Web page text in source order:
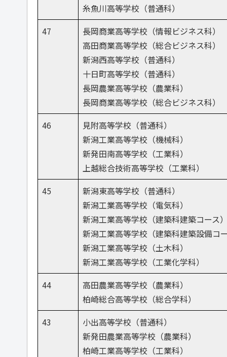
糸魚川高等学校（普通科）
47
長岡商業高等学校（情報ビジネス科）
高田商業高等学校（総合ビジネス科）
新潟西高等学校（普通科）
十日町高等学校（普通科）
長岡農業高等学校（農業科）
長岡商業高等学校（総合ビジネス科）
46
見附高等学校（普通科）
新潟工業高等学校（機械科）
新発田南高等学校（工業科）
上越総合技術高等学校（工業科）
45
新潟東高等学校（普通科）
新潟工業高等学校（電気科）
新潟工業高等学校（建築科建築コース
新潟工業高等学校（建築科建築設備コ
新潟工業高等学校（土木科）
新潟工業高等学校（工業化学科）
44
高田農業高等学校（農業科）
柏崎総合高等学校（総合学科）
43
小出高等学校（普通科）
新発田農業高等学校（農業科）
柏崎工業高等学校（工業科）